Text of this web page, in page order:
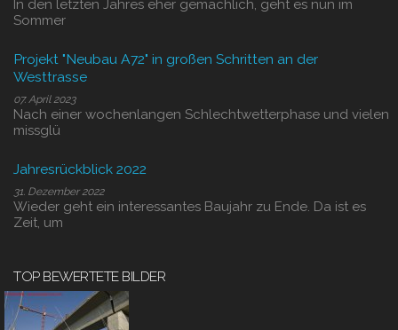
In den letzten Jahres eher gemächlich, geht es nun im
Sommer
Projekt "Neubau A72" in großen Schritten an der
Westtrasse
07. April 2023
Nach einer wochenlangen Schlechtwetterphase und vielen
missglü
Jahresrückblick 2022
31. Dezember 2022
Wieder geht ein interessantes Baujahr zu Ende. Da ist es
Zeit, um
TOP BEWERTETE BILDER